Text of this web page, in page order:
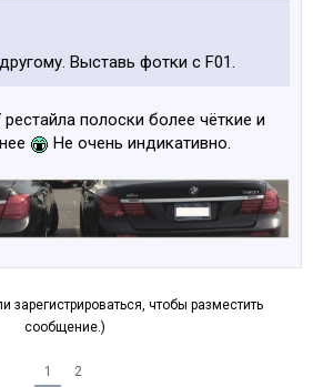
Выставь фотки с F01.
полоски более чёткие и
Не очень индикативно.
чтобы разместить
сообщение.)
1 2